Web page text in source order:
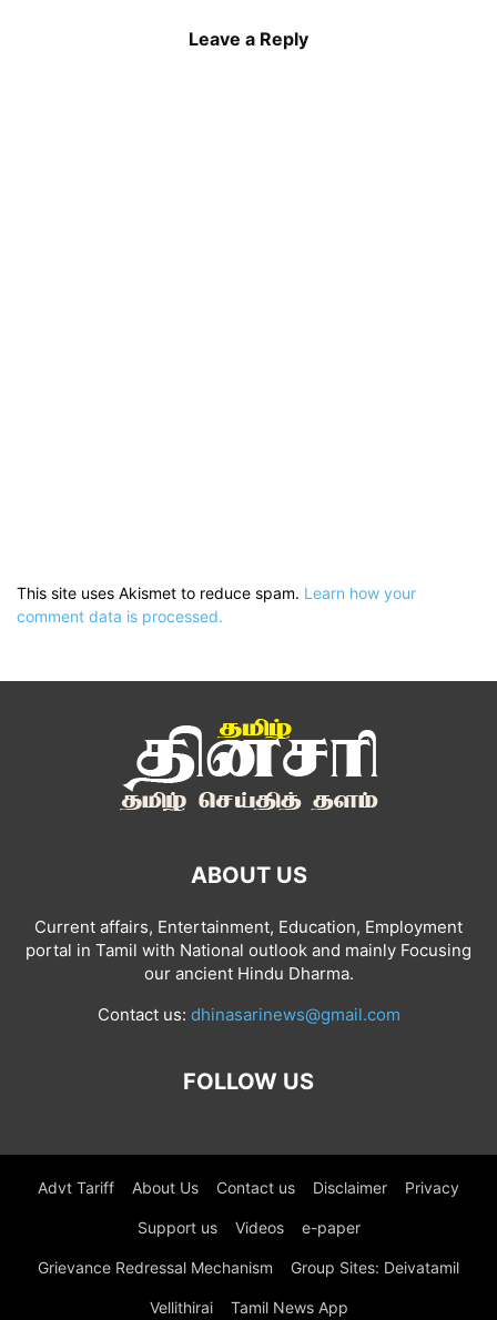
Leave a Reply
This site uses Akismet to reduce spam. Learn how your
comment data is processed.
ABOUT US
Current affairs, Entertainment, Education, Employment
portal in Tamil with National outlook and mainly Focusing
our ancient Hindu Dharma.
Contact us: dhinasarinews@gmail.com
FOLLOW US
Advt Tariff About Us Contact us Disclaimer Privacy
Support us Videos e-paper
Grievance Redressal Mechanism Group Sites: Deivatamil
Vellithirai Tamil News App